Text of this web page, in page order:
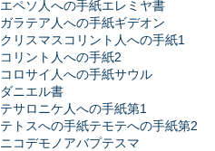
エペソ人への手紙エレミヤ書
ガラテア人への手紙ギデオン
クリスマス コリント人への手紙1
コリント人への手紙2
コロサイ人への手紙サウル
ダニエル書
テサロニケ人への手紙第1
テトスへの手紙テモテへの手紙第2
ニコデモ ノアバプテスマ